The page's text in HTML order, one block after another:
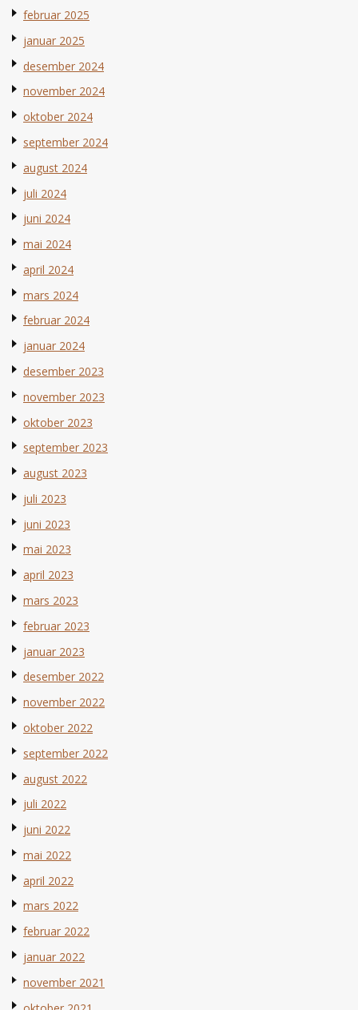
februar 2025
januar 2025
desember 2024
november 2024
oktober 2024
september 2024
august 2024
juli 2024
juni 2024
mai 2024
april 2024
mars 2024
februar 2024
januar 2024
desember 2023
november 2023
oktober 2023
september 2023
august 2023
juli 2023
juni 2023
mai 2023
april 2023
mars 2023
februar 2023
januar 2023
desember 2022
november 2022
oktober 2022
september 2022
august 2022
juli 2022
juni 2022
mai 2022
april 2022
mars 2022
februar 2022
januar 2022
november 2021